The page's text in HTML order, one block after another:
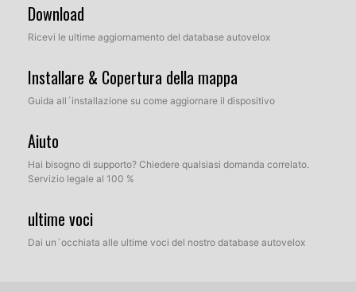
Download
Ricevi le ultime aggiornamento del database autovelox
Installare & Copertura della mappa
Guida all´installazione su come aggiornare il dispositivo
Aiuto
Hai bisogno di supporto? Chiedere qualsiasi domanda correlato.
Servizio legale al 100 %
ultime voci
Dai un´occhiata alle ultime voci del nostro database autovelox